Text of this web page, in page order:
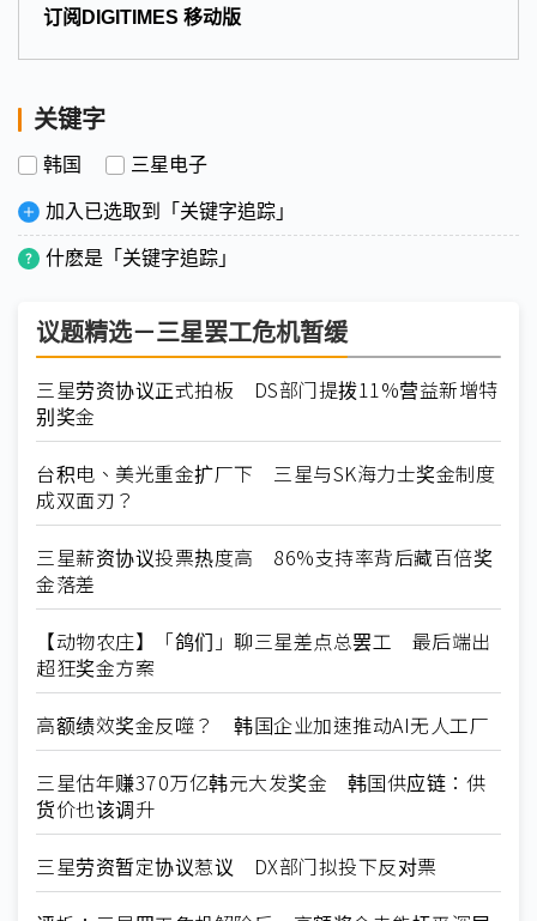
订阅DIGITIMES 移动版
关键字
韩国 三星电子
加入已选取到「关键字追踪」
什麽是「关键字追踪」
议题精选－三星罢工危机暂缓
三星劳资协议正式拍板 DS部门提拨11%营益新增特
别奖金
台积电、美光重金扩厂下 三星与SK海力士奖金制度
成双面刃？
三星薪资协议投票热度高 86%支持率背后藏百倍奖
金落差
【动物农庄】「鸽们」聊三星差点总罢工 最后端出
超狂奖金方案
高额绩效奖金反噬？ 韩国企业加速推动AI无人工厂
三星估年赚370万亿韩元大发奖金 韩国供应链：供
货价也该调升
三星劳资暂定协议惹议 DX部门拟投下反对票